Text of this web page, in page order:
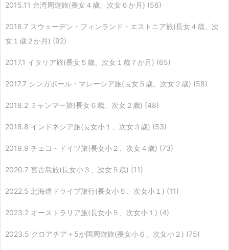
2015.11 台湾周遊旅(長女４歳、次女６か月) (56)
2016.7 スウェーデン・フィンランド・エストニア旅(長女４歳、次
女１歳２か月) (92)
2017.1 イタリア旅(長女５歳、次女１歳７か月) (65)
2017.7 シンガポール・マレーシア旅(長女５歳、次女２歳) (58)
2018.2 ミャンマー旅(長女６歳、次女２歳) (48)
2018.8 インドネシア旅(長女小１、次女３歳) (53)
2019.9 チェコ・ドイツ旅(長女小２、次女４歳) (73)
2020.7 宮古島旅(長女小３、次女５歳) (11)
2022.5 北海道ドライブ旅行(長女小５、次女小１) (11)
2023.2 オーストラリア旅(長女小５、次女小１) (4)
2023.5 クロアチア＋5か国周遊旅(長女小６、次女小２) (75)